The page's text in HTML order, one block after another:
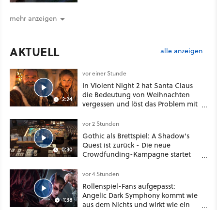
mehr anzeigen
AKTUELL alle anzeigen
2:24
vor einer Stunde
In Violent Night 2 hat Santa Claus
die Bedeutung von Weihnachten
vergessen und löst das Problem mit
0:30
vor 2 Stunden
Gothic als Brettspiel: A Shadow's
Quest ist zurück - Die neue
Crowdfunding-Kampagne startet
1:38
vor 4 Stunden
Rollenspiel-Fans aufgepasst:
Angelic Dark Symphony kommt wie
aus dem Nichts und wirkt wie ein